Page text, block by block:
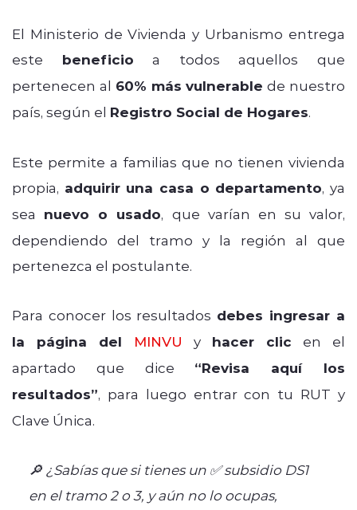
El Ministerio de Vivienda y Urbanismo entrega
este beneficio a todos aquellos que
pertenecen al 60% más vulnerable de nuestro
país, según el Registro Social de Hogares.
Este permite a familias que no tienen vivienda
propia, adquirir una casa o departamento, ya
sea nuevo o usado, que varían en su valor,
dependiendo del tramo y la región al que
pertenezca el postulante.
Para conocer los resultados debes ingresar a
la página del
MINVU y hacer clic en el
apartado que dice “Revisa aquí los
resultados”, para luego entrar con tu RUT y
Clave Única.
🔎 ¿Sabías que si tienes un ✅ subsidio DS1
en el tramo 2 o 3, y aún no lo ocupas,